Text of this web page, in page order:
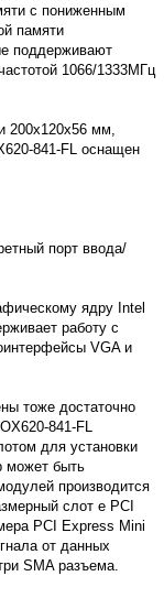
с пониженным
памяти
поддерживают
1066/1333МГц
мм,
841-FL оснащен
порт ввода/
ядру Intel
работу с
VGA и
тоже достаточно
841-FL
для установки
может быть
производится
слот e PCI
PCI Express Mini
от данных
SMA разъема.